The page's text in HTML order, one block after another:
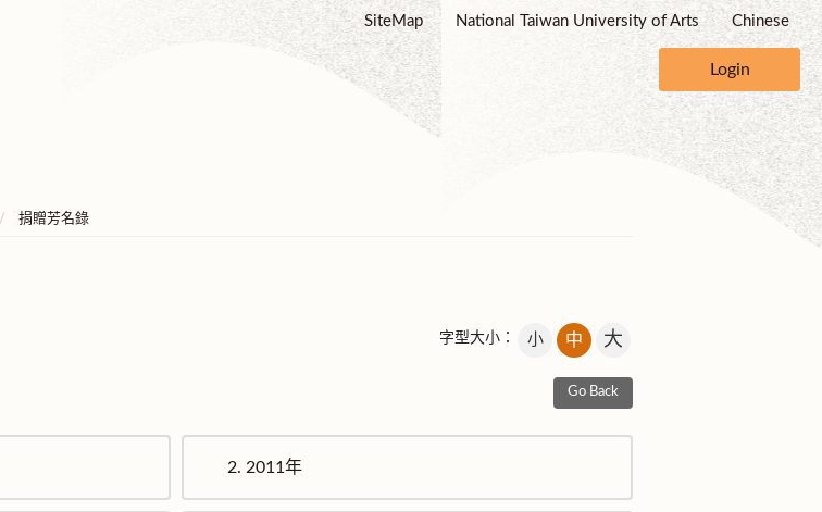
SiteMap National Taiwan University of Arts Chinese
Login
捐贈芳名錄
字型大小： 小 中 大
Go Back
2. 2011年